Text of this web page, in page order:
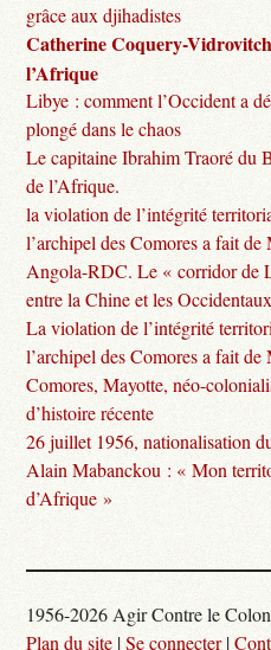
grâce aux djihadistes
Catherine Coquery-
l’Afrique
Libye : comment l’Occident a
plongé dans le chaos
Le capitaine Ibrahim Traoré du
de l’Afrique.
la violation de l’intégrité
l’archipel des Comores a fait
Angola-RDC. Le « corridor de
entre la Chine et les Occidentaux
La violation de l’intégrité
l’archipel des Comores a fait
Comores, Mayotte, néo-
d’histoire récente
26 juillet 1956, nationalisation
Alain Mabanckou : « Mon
d’Afrique »
1956-2026 Agir Contre le
Plan du site |Se connecter|